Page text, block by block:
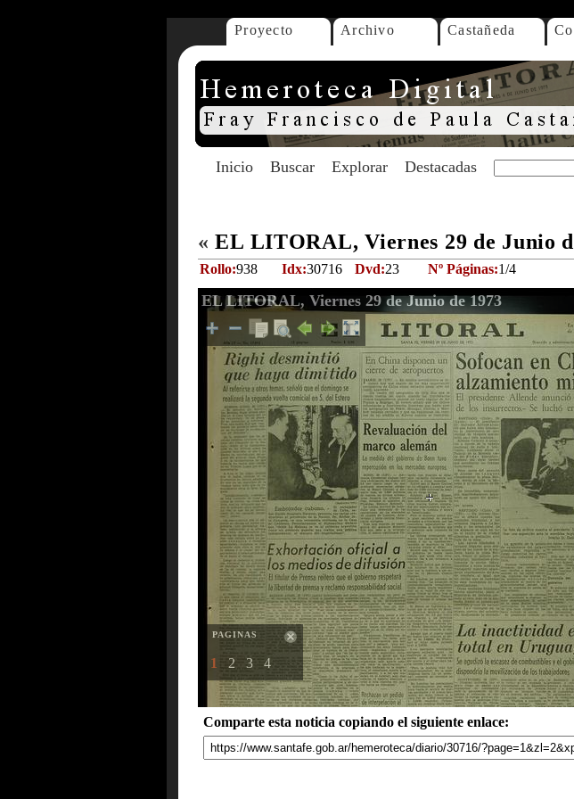
Proyecto Archivo Castañeda
Inicio Buscar Explorar Destacadas
« EL LITORAL, Viernes 29 de Junio
Rollo:938 Idx:30716 Dvd:23 Nº Páginas:1/4
EL LITORAL, Viernes 29 de Junio de 1973
PAGINAS
1 2 3 4
Comparte esta noticia copiando el siguiente enlace: